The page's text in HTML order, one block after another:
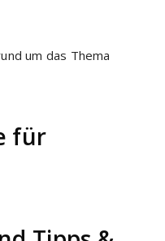
um das Thema
für